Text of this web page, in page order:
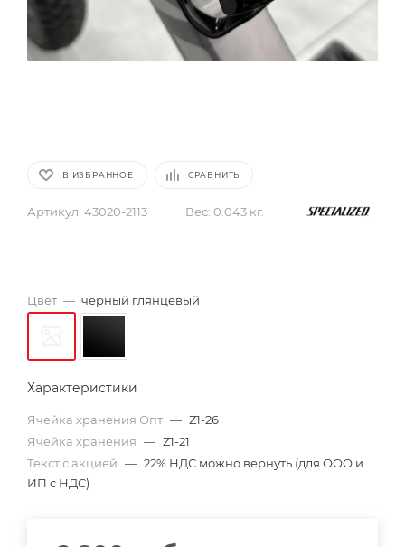
В ИЗБРАННОЕ СРАВНИТЬ
Артикул: 43020-2113 Вес: 0.043 кг.
Цвет — черный глянцевый
Характеристики
Ячейка хранения Опт — Z1-26
Ячейка хранения — Z1-21
Текст с акцией — 22% НДС можно вернуть (для ООО и
ИП с НДС)